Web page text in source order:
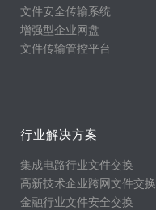
文件安全传输系统
增强型企业网盘
文件传输管控平台
行业解决方案
集成电路行业文件交换
高新技术企业跨网文件交换
金融行业文件安全交换